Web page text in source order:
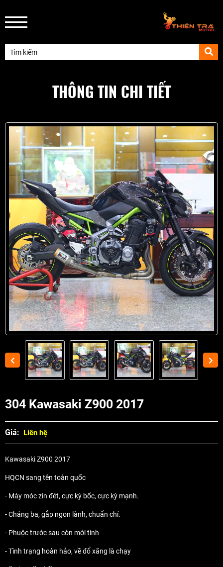
THÔNG TIN CHI TIẾT
304 Kawasaki Z900 2017
Giá: Liên hệ
Kawasaki Z900 2017
HQCN sang tên toàn quốc
- Máy móc zin đét, cực kỳ bốc, cực kỳ mạnh.
- Chảng ba, gắp ngon lành, chuẩn chỉ.
- Phuộc trước sau còn mới tinh
- Tình trạng hoàn hảo, về đổ xăng là chạy